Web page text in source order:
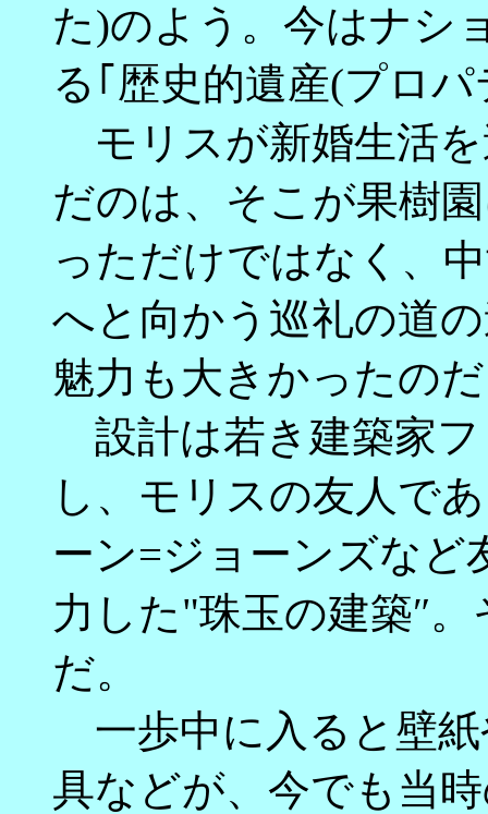
た)のよう。今はナシ
る｢歴史的遺産(プロ
モリスが新婚生活
だのは、そこが果樹
っただけではなく、
へと向かう巡礼の道
魅力も大きかったの
設計は若き建築家
し、モリスの友人で
ーン=ジョーンズなど
力した"珠玉の建築″
だ。
一歩中に入ると壁
具などが、今でも当